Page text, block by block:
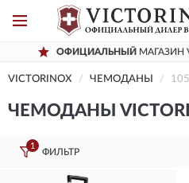
МАГАЗИН VICTORINOX
VICTORINOX ЧЕМОДАНЫ
ЧЕМОДАНЫ
1
ФИЛЬТР